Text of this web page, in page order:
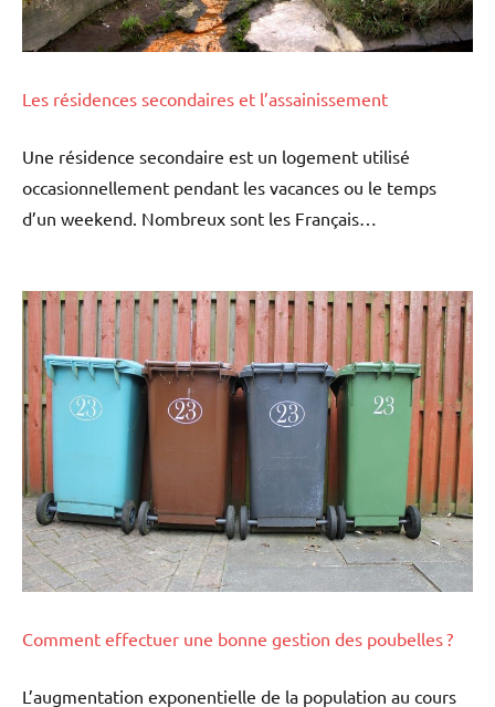
Les résidences secondaires et l’assainissement
Une résidence secondaire est un logement utilisé
occasionnellement pendant les vacances ou le temps
d’un weekend. Nombreux sont les Français…
Comment effectuer une bonne gestion des poubelles ?
L’augmentation exponentielle de la population au cours